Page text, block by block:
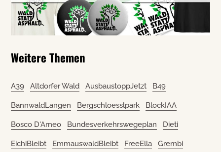
Weitere Themen
A39 Altdorfer Wald AusbaustoppJetzt B49
BannwaldLangen Bergschloesslpark BlockIAA
Bosco D'Arneo Bundesverkehrswegeplan Dieti
EichiBleibt EmmauswaldBleibt FreeElla Grembi